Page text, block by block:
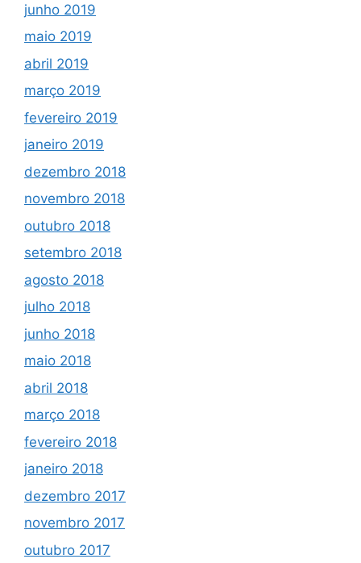
junho 2019
maio 2019
abril 2019
março 2019
fevereiro 2019
janeiro 2019
dezembro 2018
novembro 2018
outubro 2018
setembro 2018
agosto 2018
julho 2018
junho 2018
maio 2018
abril 2018
março 2018
fevereiro 2018
janeiro 2018
dezembro 2017
novembro 2017
outubro 2017